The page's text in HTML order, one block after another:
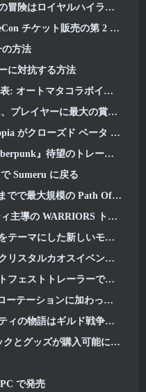
イヤルハイランドで続きます
ケット販売の第 2 弾を発表
の方法
に対抗する方法
ートマタコラボイベント
ンスが提供されます 4000 クレジットと新しいタイトル
ズド ベータ プレイテストを開始
を公開: エッジランナーズ クロスオーバー
Sumeru に戻る
Exile II アップデートを公開, 古代人の帰還
トーナメントを発表
いモード「Dragon's Claim」が登場
イベントでソリア人が戻ってくる
リーストが「ルートキャンプ」でトレーニングを受ける
ンに加わった理由, 今のところ
はギルド戦争で続く 2 来週
ッズが購入可能になりました
で発売